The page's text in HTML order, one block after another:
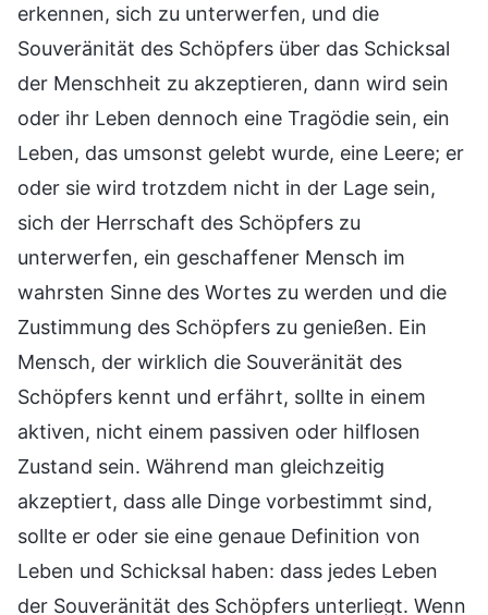
erkennen, sich zu unterwerfen, und die
Souveränität des Schöpfers über das Schicksal
der Menschheit zu akzeptieren, dann wird sein
oder ihr Leben dennoch eine Tragödie sein, ein
Leben, das umsonst gelebt wurde, eine Leere; er
oder sie wird trotzdem nicht in der Lage sein,
sich der Herrschaft des Schöpfers zu
unterwerfen, ein geschaffener Mensch im
wahrsten Sinne des Wortes zu werden und die
Zustimmung des Schöpfers zu genießen. Ein
Mensch, der wirklich die Souveränität des
Schöpfers kennt und erfährt, sollte in einem
aktiven, nicht einem passiven oder hilflosen
Zustand sein. Während man gleichzeitig
akzeptiert, dass alle Dinge vorbestimmt sind,
sollte er oder sie eine genaue Definition von
Leben und Schicksal haben: dass jedes Leben
der Souveränität des Schöpfers unterliegt. Wenn